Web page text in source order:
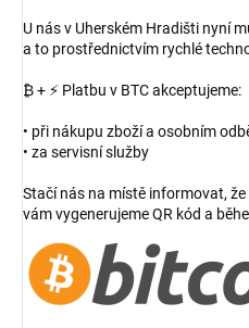
U nás v Uherském Hradišti nyní
a to prostřednictvím rychlé
₿ + ⚡ Platbu v BTC akceptujeme:
• při nákupu zboží a osobním
• za servisní služby
Stačí nás na místě informovat,
vám vygenerujeme QR kód a